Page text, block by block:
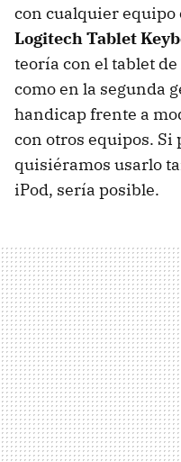
con cualquier equipo
Logitech Tablet
teoría con el tablet
como en la segunda
handicap frente a
con otros equipos. Si
quisiéramos usarlo
iPod, sería posible.